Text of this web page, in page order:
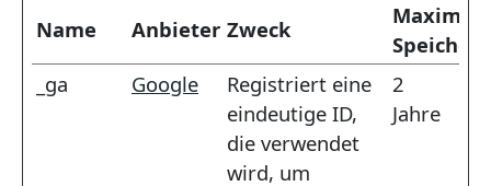
Name Anbieter Zweck
Maximale
_ga
Google
Registriert eine
eindeutige ID,
die verwendet
wird, um
2
Jahre